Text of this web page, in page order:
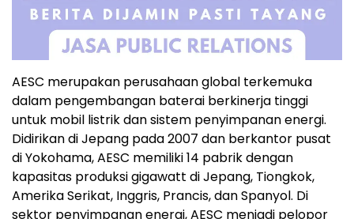
AESC merupakan perusahaan global terkemuka
dalam pengembangan baterai berkinerja tinggi
untuk mobil listrik dan sistem penyimpanan energi.
Didirikan di Jepang pada 2007 dan berkantor pusat
di Yokohama, AESC memiliki 14 pabrik dengan
kapasitas produksi gigawatt di Jepang, Tiongkok,
Amerika Serikat, Inggris, Prancis, dan Spanyol. Di
sektor penyimpanan energi, AESC menjadi pelopor